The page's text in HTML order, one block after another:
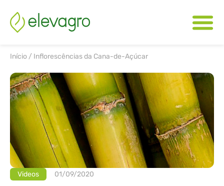
Início / Inflorescências da Cana-de-Açúcar
Videos 01/09/2020